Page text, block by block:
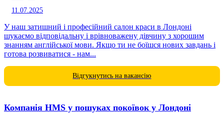
11.07.2025
У наш затишний і професійний салон краси в Лондоні
шукаємо відповідальну і врівноважену дівчину з хорошим
знанням англійської мови. Якщо ти не боїшся нових завдань і
готова розвиватися - нам...
Відгукнутись на вакансію
Компанія HMS у пошуках покоївок у Лондоні